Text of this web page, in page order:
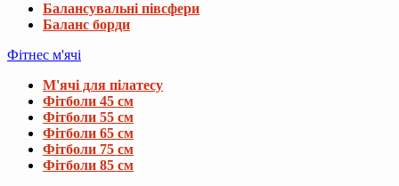
Балансувальні півсфери
Баланс борди
Фітнес м'ячі
М'ячі для пілатесу
Фітболи 45 см
Фітболи 55 см
Фітболи 65 см
Фітболи 75 см
Фітболи 85 см